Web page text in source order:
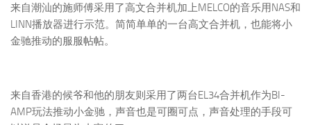
来自潮汕的施师傅采用了高文合并机加上MELCO的音乐用NAS和
LINN播放器进行示范。简简单单的一台高文合并机，也能将小
金驰推动的服服帖帖。